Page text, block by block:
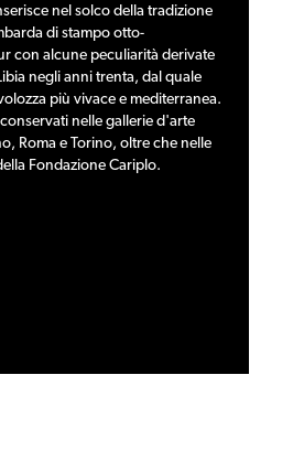
nel solco della tradizione
di stampo otto-
con alcune peculiarità derivate
negli anni trenta, dal quale
più vivace e mediterranea.
nelle gallerie d'arte
, Roma e Torino, oltre che nelle
Fondazione Cariplo.